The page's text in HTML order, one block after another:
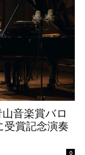
音楽賞バロ
受賞記念演奏
0